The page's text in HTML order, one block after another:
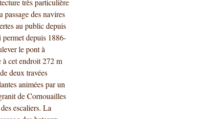
très particulière
des navires
au public depuis
permet depuis 1886-
le pont à
à cet endroit 272 m
deux travées
animées par un
de Cornouailles
escaliers. La